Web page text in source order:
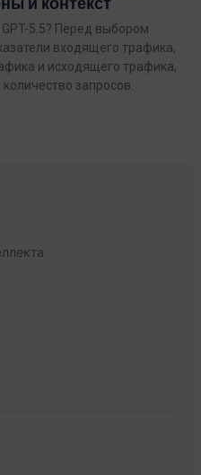
5.5? Перед выбором
входящего трафика,
и исходящего трафика,
запросов.